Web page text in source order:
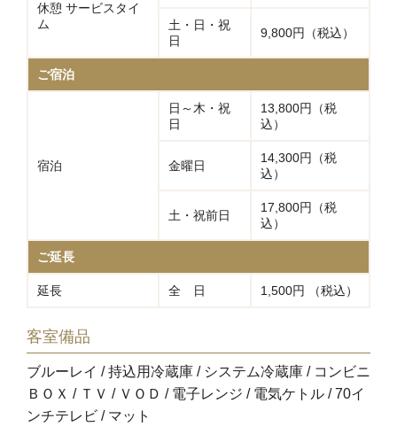
休憩 サービスタイ
ム
土・日・祝
日
9,800円（税込）
ご宿泊
宿泊
日～木・祝
日
13,800円（税
込）
金曜日
14,300円（税
込）
土・祝前日
17,800円（税
込）
ご延長
延長 全 日 1,500円 （税込）
客室備品
ブルーレイ / 持込用冷蔵庫 / システム冷蔵庫 / コンビニ
ＢＯＸ / ＴＶ / ＶＯＤ / 電子レンジ / 電気ケトル / 70イ
ンチテレビ / マット